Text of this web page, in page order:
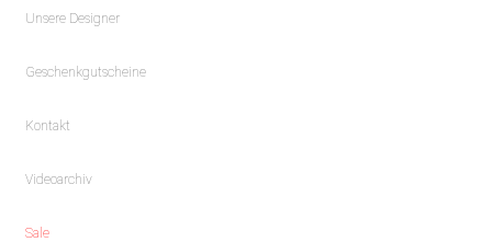
Unsere Designer
Geschenkgutscheine
Kontakt
Videoarchiv
Sale